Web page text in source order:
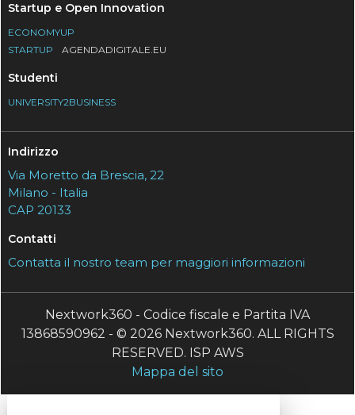
Startup e Open Innovation
ECONOMYUP
STARTUP
AGENDADIGITALE.EU
Studenti
UNIVERSITY2BUSINESS
Indirizzo
Via Moretto da Brescia, 22
Milano - Italia
CAP 20133
Contatti
Contatta il nostro team per maggiori informazioni
Nextwork360 - Codice fiscale e Partita IVA
13868590962 - © 2026 Nextwork360. ALL RIGHTS
RESERVED. ISP AWS
Mappa del sito